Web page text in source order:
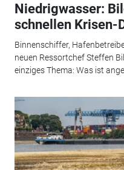
Niedrigwasser:
schnellen Krisen-
Binnenschiffer,
neuen Ressortchef Steffen
einziges Thema: Was ist